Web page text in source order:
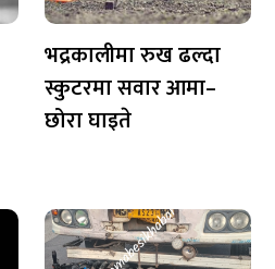
भद्रकालीमा रुख ढल्दा
स्कुटरमा सवार आमा–
छोरा घाइते